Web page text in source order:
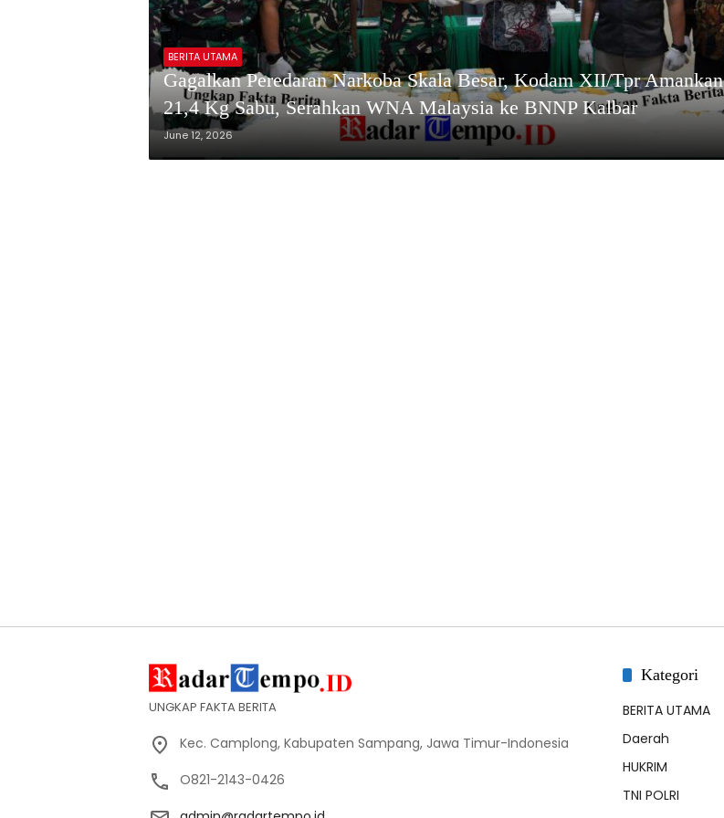
BERITA UTAMA
Gagalkan Peredaran Narkoba Skala Besar, Kodam XII/Tpr Amankan
21,4 Kg Sabu, Serahkan WNA Malaysia ke BNNP Kalbar
June 12, 2026
UNGKAP FAKTA BERITA
Kec. Camplong, Kabupaten Sampang, Jawa Timur-Indonesia
O821-2143-0426
Kategori
BERITA UTAMA
Daerah
HUKRIM
TNI POLRI